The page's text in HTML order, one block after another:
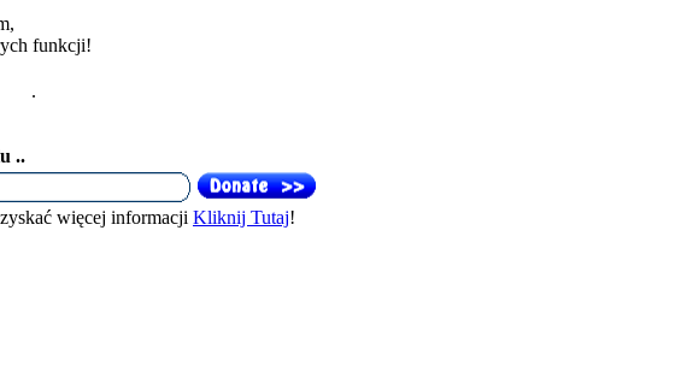
funkcji!
.
..
więcej informacji Kliknij Tutaj!